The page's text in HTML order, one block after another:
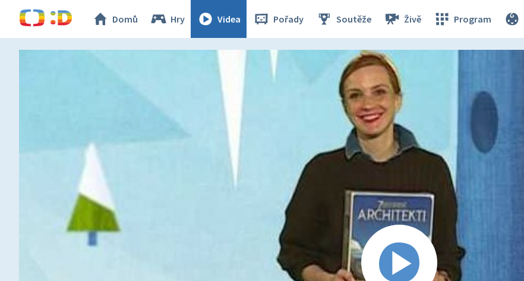
Domů Hry Videa Pořady Soutěže Živě Program